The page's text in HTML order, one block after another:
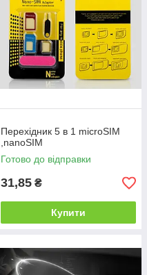
Перехідник 5 в 1 microSIM
,nanoSIM
Готово до відправки
31,85 ₴
Купити